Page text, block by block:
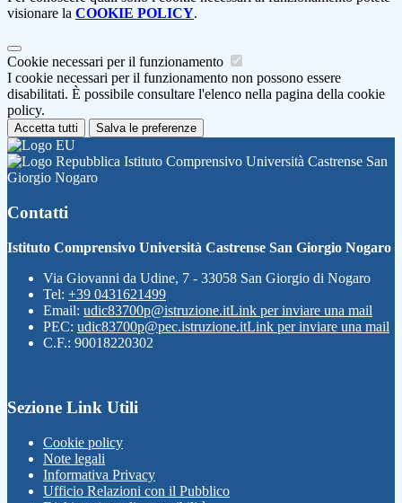
visionare la COOKIE POLICY.
Cookie necessari per il funzionamento
I cookie necessari per il funzionamento non possono essere
disabilitati. È possibile consultare l'elenco nella pagina della cookie
policy.
Accetta tutti Salva le preferenze
Istituto Comprensivo Università Castrense San
Giorgio Nogaro
Contatti
Istituto Comprensivo Università Castrense San Giorgio Nogaro
Via Giovanni da Udine, 7 - 33058 San Giorgio di Nogaro
Tel: +39 0431621499
Email: udic83700p@istruzione.itLink per inviare una mail
PEC: udic83700p@pec.istruzione.itLink per inviare una mail
C.F.: 90018220302
Sezione Link Utili
Cookie policy
Note legali
Informativa Privacy
Ufficio Relazioni con il Pubblico